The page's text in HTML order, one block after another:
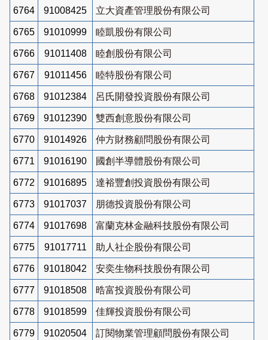
6764 91008425 立大資產管理股份有限公司
6765 91010999 睦凱股份有限公司
6766 91011408 睦創股份有限公司
6767 91011456 睦特股份有限公司
6768 91012384 呂氏開發投資股份有限公司
6769 91012390 雙西創意股份有限公司
6770 91014926 仲方財務顧問股份有限公司
6771 91016190 國創半導體股份有限公司
6772 91016895 達裕豐創投資股份有限公司
6773 91017037 朋德投資股份有限公司
6774 91017698 富蘭克林金融科技股份有限公司
6775 91017711 助人社企股份有限公司
6776 91018042 安奕生物科技股份有限公司
6777 91018508 晧富投資股份有限公司
6778 91018599 佳輝投資股份有限公司
6779 91020504 訂閱物業管理顧問股份有限公司